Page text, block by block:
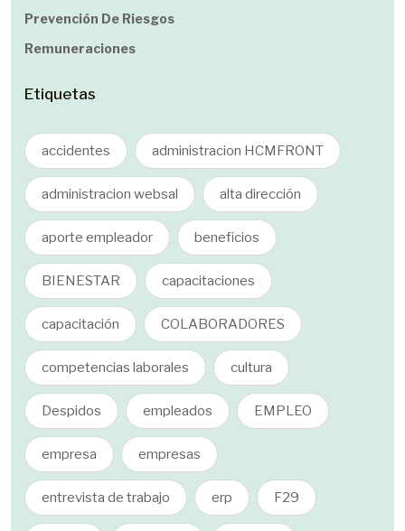
Prevención De Riesgos
Remuneraciones
Etiquetas
accidentes administracion HCMFRONT
administracion websal alta dirección
aporte empleador beneficios
BIENESTAR capacitaciones
capacitación COLABORADORES
competencias laborales cultura
Despidos empleados EMPLEO
empresa empresas
entrevista de trabajo erp F29